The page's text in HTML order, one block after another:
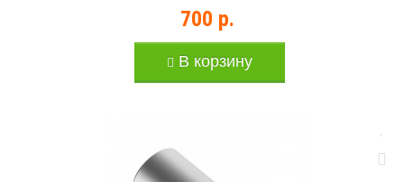
700 р.
В корзину